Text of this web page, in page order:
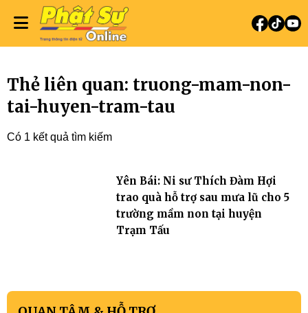
Thẻ liên quan: truong-mam-non-
tai-huyen-tram-tau
Có 1 kết quả tìm kiếm
Yên Bái: Ni sư Thích Đàm Hợi
trao quà hỗ trợ sau mưa lũ cho 5
trường mầm non tại huyện
Trạm Tấu